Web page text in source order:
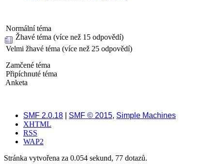
Normální téma
Žhavé téma (více než 15 odpovědí)
Velmi žhavé téma (více než 25 odpovědí)
Zamčené téma
Připíchnuté téma
Anketa
SMF 2.0.18 SMF © 2015, Simple Machines
XHTML
RSS
WAP2
Stránka vytvořena za 0.054 sekund, 77 dotazů.